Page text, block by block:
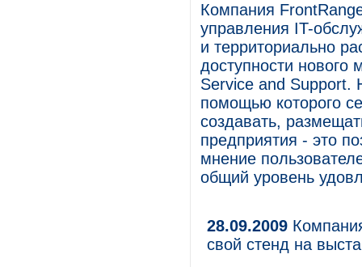
Компания
управления IT-
и территориально
доступности
Service and Support.
помощью которого
создавать,
предприятия - это
мнение
общий уровень
28.09.2009
свой стенд на